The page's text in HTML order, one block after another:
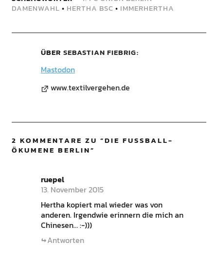
DAMENWAHL • HERTHA BSC • IMMERHERTHA
ÜBER SEBASTIAN FIEBRIG
Mastodon
www.textilvergehen.de
2 KOMMENTARE ZU “DIE FUSSBALL-Ö
KUMENE BERLIN
”
ruepel
13. November 2015
Hertha kopiert mal wieder was von
anderen. Irgendwie erinnern die mich an
Chinesen… :-)))
Antworten